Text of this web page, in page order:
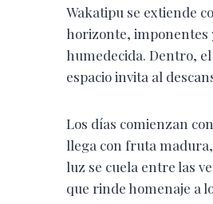
Wakatipu se extiende
horizonte, imponentes
humedecida. Dentro,
espacio invita al
Los días comienzan
llega con fruta
luz se cuela entre las
que rinde homenaje a